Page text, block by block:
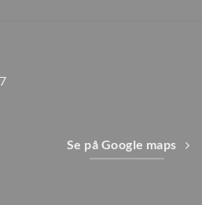
Se på Google maps